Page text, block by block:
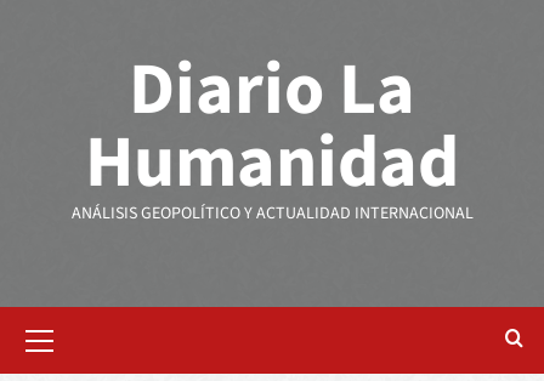
Diario La
Humanidad
ANÁLISIS GEOPOLÍTICO Y ACTUALIDAD INTERNACIONAL